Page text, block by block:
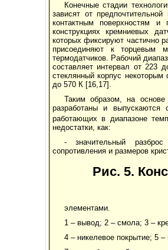
Конечные стадии
зависят от
контактным поверхностям и
конструкциях кремниевых
которых фиксируют частично
присоеди­няют к торцевым
термодатчиков. Рабочий
составляет интервал от 223
стеклянный корпус
до 570 К [16,17].
Таким образом, на основе
разработаны и выпускаются
работающих в диапазоне
недостатки, как:
- значительный
сопротивления и размеров
Рис. 5.
элементами.
1 – вывод; 2 – смола; 3 –
4 – никелевое покрытие; 5 –